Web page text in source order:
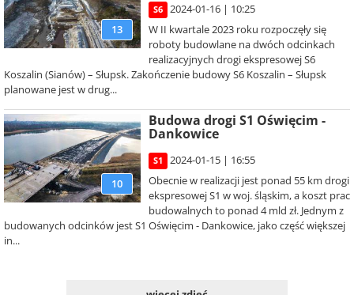
13
S6
2024-01-16 | 10:25
W II kwartale 2023 roku rozpoczęły się
roboty budowlane na dwóch odcinkach
realizacyjnych drogi ekspresowej S6
Koszalin (Sianów) – Słupsk. Zakończenie budowy S6 Koszalin – Słupsk
planowane jest w drug...
10
Budowa drogi S1 Oświęcim -
Dankowice
S1
2024-01-15 | 16:55
Obecnie w realizacji jest ponad 55 km drogi
ekspresowej S1 w woj. śląskim, a koszt prac
budowalnych to ponad 4 mld zł. Jednym z
budowanych odcinków jest S1 Oświęcim - Dankowice, jako część większej
in...